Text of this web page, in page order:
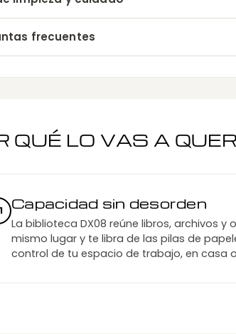
frecuentes
QUÉ LO VAS A
Capacidad sin desorden
La biblioteca DX08 reúne libros, archivos y
mismo lugar y te libra de las pilas de
control de tu espacio de trabajo, en casa